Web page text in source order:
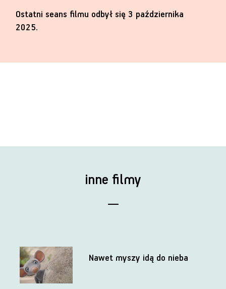
Ostatni seans filmu odbył się 3 października
2025.
inne filmy
Nawet myszy idą do nieba